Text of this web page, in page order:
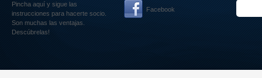
Pincha aquí y sigue las
instrucciones para hacerte socio.
Son muchas las ventajas.
Descúbrelas!
Facebook